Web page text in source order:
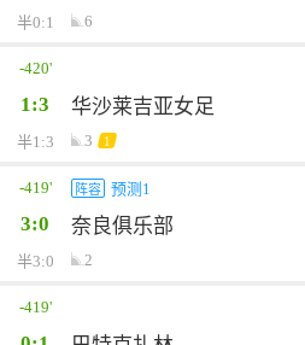
半0:1 6
-420'
1:3 华沙莱吉亚女足
半1:3 3 1
-419' 阵容 预测1
3:0 奈良俱乐部
半3:0 2
-419'